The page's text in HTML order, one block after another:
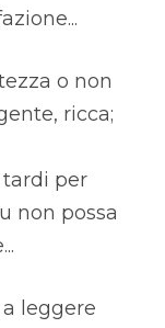
o non
ricca;
tardi per
non possa
leggere